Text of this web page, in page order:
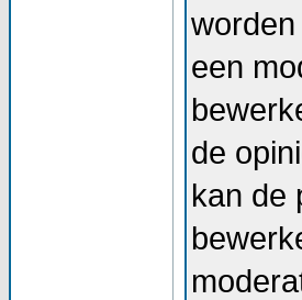
een
de
kan de